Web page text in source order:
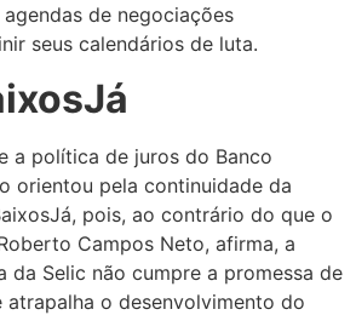
de negociações
seus calendários de luta.
a política de juros do Banco
orientou pela continuidade da
pois, ao contrário do que o
Campos Neto, afirma, a
da Selic não cumpre a promessa de
atrapalha o desenvolvimento do